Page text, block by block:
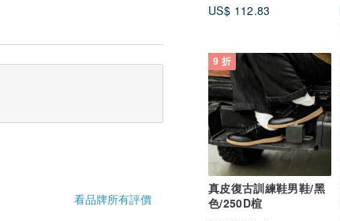
US$ 112.83
9 折
真皮復古訓練鞋男鞋/黑
色/250D楦
看品牌所有評價